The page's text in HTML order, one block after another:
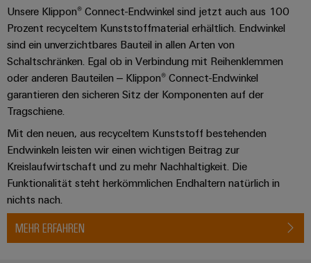
Schaltschrankbau
Schienenfahrzeuge
Moderne
und
digitale
Lösungen
klimafreundliche
Mobilitat
im
Bahnverkehr
Schiffbau
Umfassende
Verbindungslösungen
für
Leiterplattensteckverbinder
&
Leiterplattenklemmen
PCB
Connector
Services
Original
Equipment
Manufacturer
(OEM)
AI
Remote
Access
&
Cloud-
Services
Industrial
Service
Platform
easyConnect
Karriere auf
dem Kindel
Unser
neues
Center in
Thüringen
Unsere Klippon® Connect-Endwinkel sind jetzt auch aus 100
Prozent recyceltem Kunststoffmaterial erhältlich. Endwinkel
sind ein unverzichtbares Bauteil in allen Arten von
Schaltschränken. Egal ob in Verbindung mit Reihenklemmen
oder anderen Bauteilen – Klippon® Connect-Endwinkel
garantieren den sicheren Sitz der Komponenten auf der
Tragschiene.
Mit den neuen, aus recyceltem Kunststoff bestehenden
Endwinkeln leisten wir einen wichtigen Beitrag zur
Kreislaufwirtschaft und zu mehr Nachhaltigkeit. Die
Funktionalität steht herkömmlichen Endhaltern natürlich in
nichts nach.
MEHR ERFAHREN